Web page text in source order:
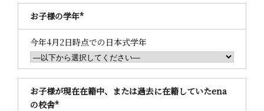
お子様の学年*
今年4月2日時点での日本式学年
お子様が現在在籍中、または過去に在籍していたena
の校舎*